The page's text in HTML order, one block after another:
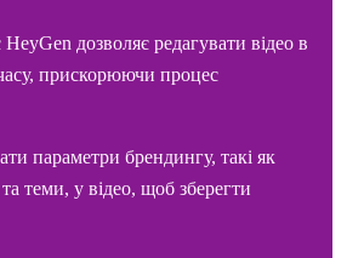
дозволяє редагувати відео в
прискорюючи процес
параметри брендингу, такі як
теми, у відео, щоб зберегти